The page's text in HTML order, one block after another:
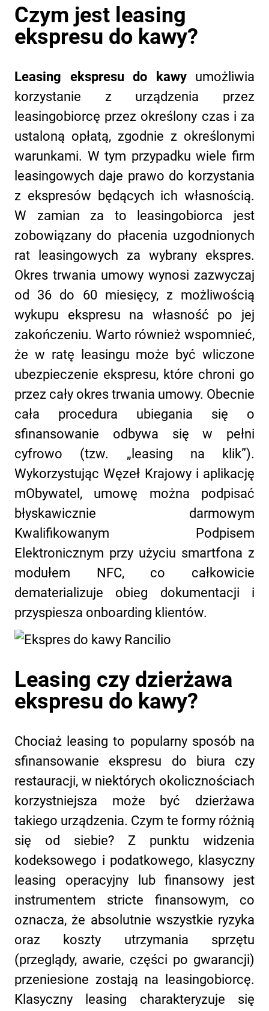
Czym jest leasing
ekspresu do kawy?
Leasing ekspresu do kawyumożliwia
korzystanie z urządzenia przez
leasingobiorcę przez określony czas i za
ustaloną opłatą, zgodnie z określonymi
warunkami. W tym przypadku wiele firm
leasingowych daje prawo do korzystania
z ekspresów będących ich własnością.
W zamian za to leasingobiorca jest
zobowiązany do płacenia uzgodnionych
rat leasingowych za wybrany ekspres.
Okres trwania umowy wynosi zazwyczaj
od 36 do 60 miesięcy, z możliwością
wykupu ekspresu na własność po jej
zakończeniu. Warto również wspomnieć,
że w ratę leasingu może być wliczone
ubezpieczenie ekspresu, które chroni go
przez cały okres trwania umowy. Obecnie
cała procedura ubiegania się o
sfinansowanie odbywa się w pełni
cyfrowo (tzw. „leasing na klik”).
Wykorzystując Węzeł Krajowy i aplikację
mObywatel, umowę można podpisać
błyskawicznie darmowym
Kwalifikowanym Podpisem
Elektronicznym przy użyciu smartfona z
modułem NFC, co całkowicie
dematerializuje obieg dokumentacji i
przyspiesza onboarding klientów.
Leasing czy dzierżawa
ekspresu do kawy?
Chociaż leasing to popularny sposób na
sfinansowanie ekspresu do biura czy
restauracji, w niektórych okolicznościach
korzystniejsza może być dzierżawa
takiego urządzenia. Czym te formy różnią
się od siebie? Z punktu widzenia
kodeksowego i podatkowego, klasyczny
leasing operacyjny lub finansowy jest
instrumentem stricte finansowym, co
oznacza, że absolutnie wszystkie ryzyka
oraz koszty utrzymania sprzętu
(przeglądy, awarie, części po gwarancji)
przeniesione zostają na leasingobiorcę.
Klasyczny leasing charakteryzuje się